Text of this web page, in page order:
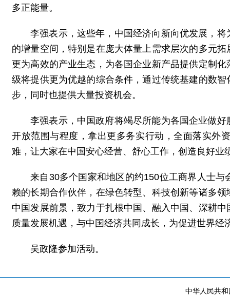
多正能量。
李强表示，这些年，中国经济向新向优发展，
的增量空间，特别是在庞大体量上需求层次的多元
更为高效的产业生态，为各国企业新产品提供定制
级将提供更为优越的综合条件，通过传统基建的数
步，同时也提供大量投资机会。
李强表示，中国政府将竭尽所能为各国企业做
开放范围与程度，拿出更多务实行动，全面落实外
难，让大家在中国安心经营、舒心工作，创造良好业
来自30多个国家和地区的约150位工商界人士
赖的长期合作伙伴，在绿色转型、科技创新等诸多
中国发展前景，致力于扎根中国、融入中国、深耕
质量发展机遇，与中国经济共同成长，为促进世界经
吴政隆参加活动。
中华人民共